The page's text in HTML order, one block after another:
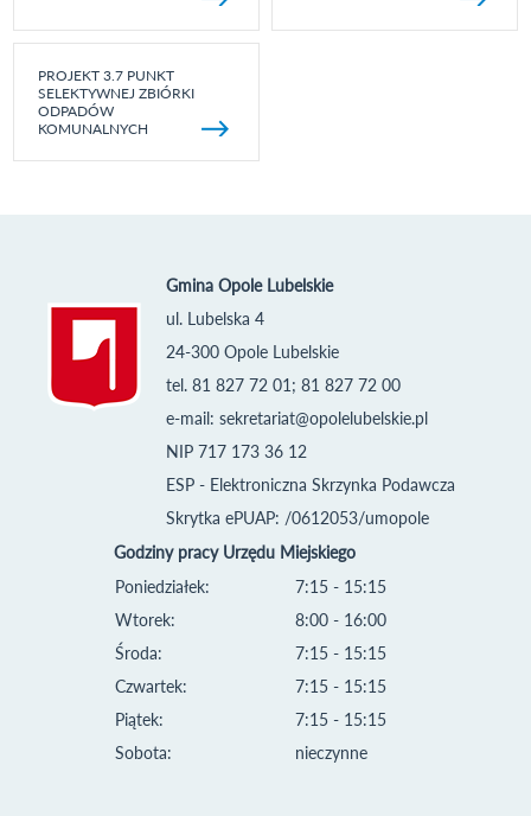
PROJEKT 3.7 PUNKT
SELEKTYWNEJ ZBIÓRKI
ODPADÓW
KOMUNALNYCH
Gmina Opole Lubelskie
ul. Lubelska 4
24-300 Opole Lubelskie
tel. 81 827 72 01; 81 827 72 00
e-mail: sekretariat@opolelubelskie.pl
NIP 717 173 36 12
ESP - Elektroniczna Skrzynka Podawcza
Skrytka ePUAP: /0612053/umopole
Godziny pracy Urzędu Miejskiego
Poniedziałek:
Wtorek:
Środa:
Czwartek:
Piątek:
Sobota:
7:15 - 15:15
8:00 - 16:00
7:15 - 15:15
7:15 - 15:15
7:15 - 15:15
nieczynne